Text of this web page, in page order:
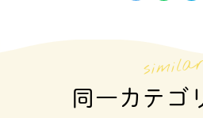
同一カテゴ